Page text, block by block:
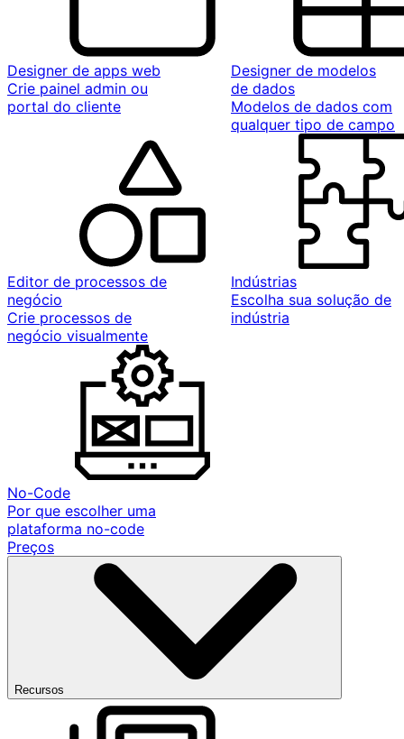
Designer de apps web
Crie painel admin ou
portal do cliente
Designer de modelos
de dados
Modelos de dados com
qualquer tipo de campo
Editor de processos de
negócio
Crie processos de
negócio visualmente
Indústrias
Escolha sua solução de
indústria
No-Code
Por que escolher uma
plataforma no-code
Preços
Recursos